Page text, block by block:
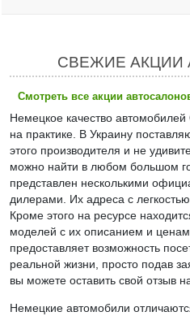
СВЕЖИЕ АКЦИИ
Смотреть все акции
Немецкое качество
на практике. В Украину
этого производителя и не
можно найти в любом большом
представлен несколькими
дилерами. Их адреса с
Кроме этого на ресурсе
моделей с их описанием и
предоставляет возможность
реальной жизни, просто подав
вы можете оставить свой отзыв
Немецкие автомобили